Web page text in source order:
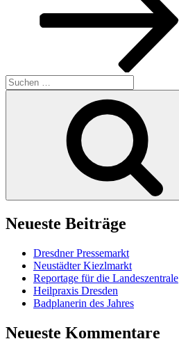
Suche
nach:
Neueste Beiträge
Dresdner Pressemarkt
Neustädter Kiezlmarkt
Reportage für die Landeszentrale
Heilpraxis Dresden
Badplanerin des Jahres
Neueste Kommentare